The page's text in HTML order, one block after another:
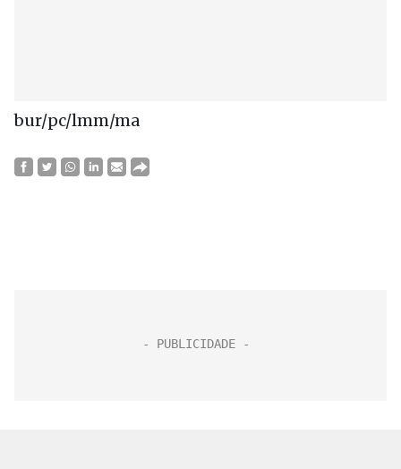
bur/pc/lmm/ma